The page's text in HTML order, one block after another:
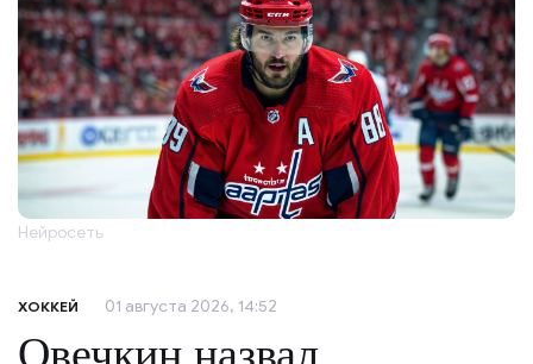
Нейросеть
ХОККЕЙ 01 августа 2026, 14:52
Овечкин назвал